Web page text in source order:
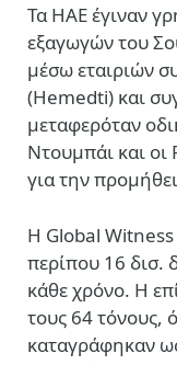
Τα ΗΑΕ έγιναν
εξαγωγών του
μέσω εταιριών
(Hemedti) και
μεταφερόταν
Ντουμπάι και οι
για την
Η Global Witness
περίπου 16 δισ.
κάθε χρόνο. Η
τους 64 τόνους,
καταγράφηκαν